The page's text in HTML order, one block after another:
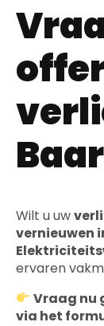
Wilt u uw
vernieuwen
ervaren
Vraag nu
via het